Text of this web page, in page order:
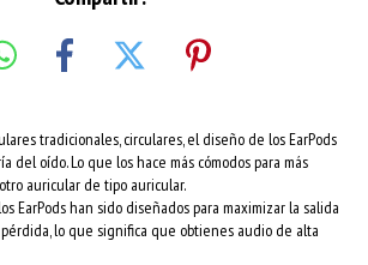
tradicionales, circulares, el diseño de los EarPods
del oído. Lo que los hace más cómodos para más
auricular de tipo auricular.
EarPods han sido diseñados para maximizar la salida
lo que significa que obtienes audio de alta